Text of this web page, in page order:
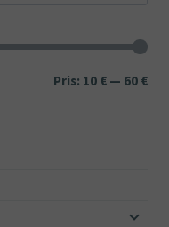
Min
Pris: 10 € — 60 €